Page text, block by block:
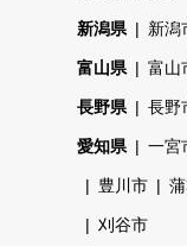
新潟県 新潟
富山県 富山
長野県 長野
愛知県 一宮
豊川市
刈谷市